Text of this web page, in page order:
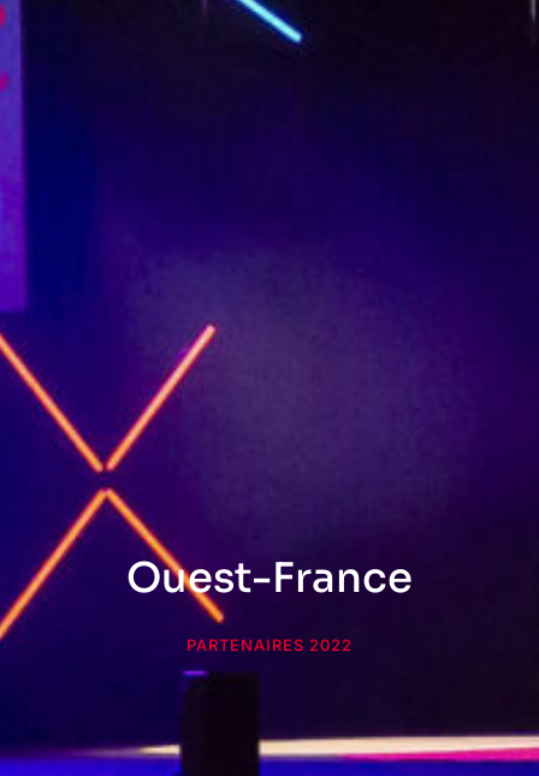
Ouest-France
PARTENAIRES 2022